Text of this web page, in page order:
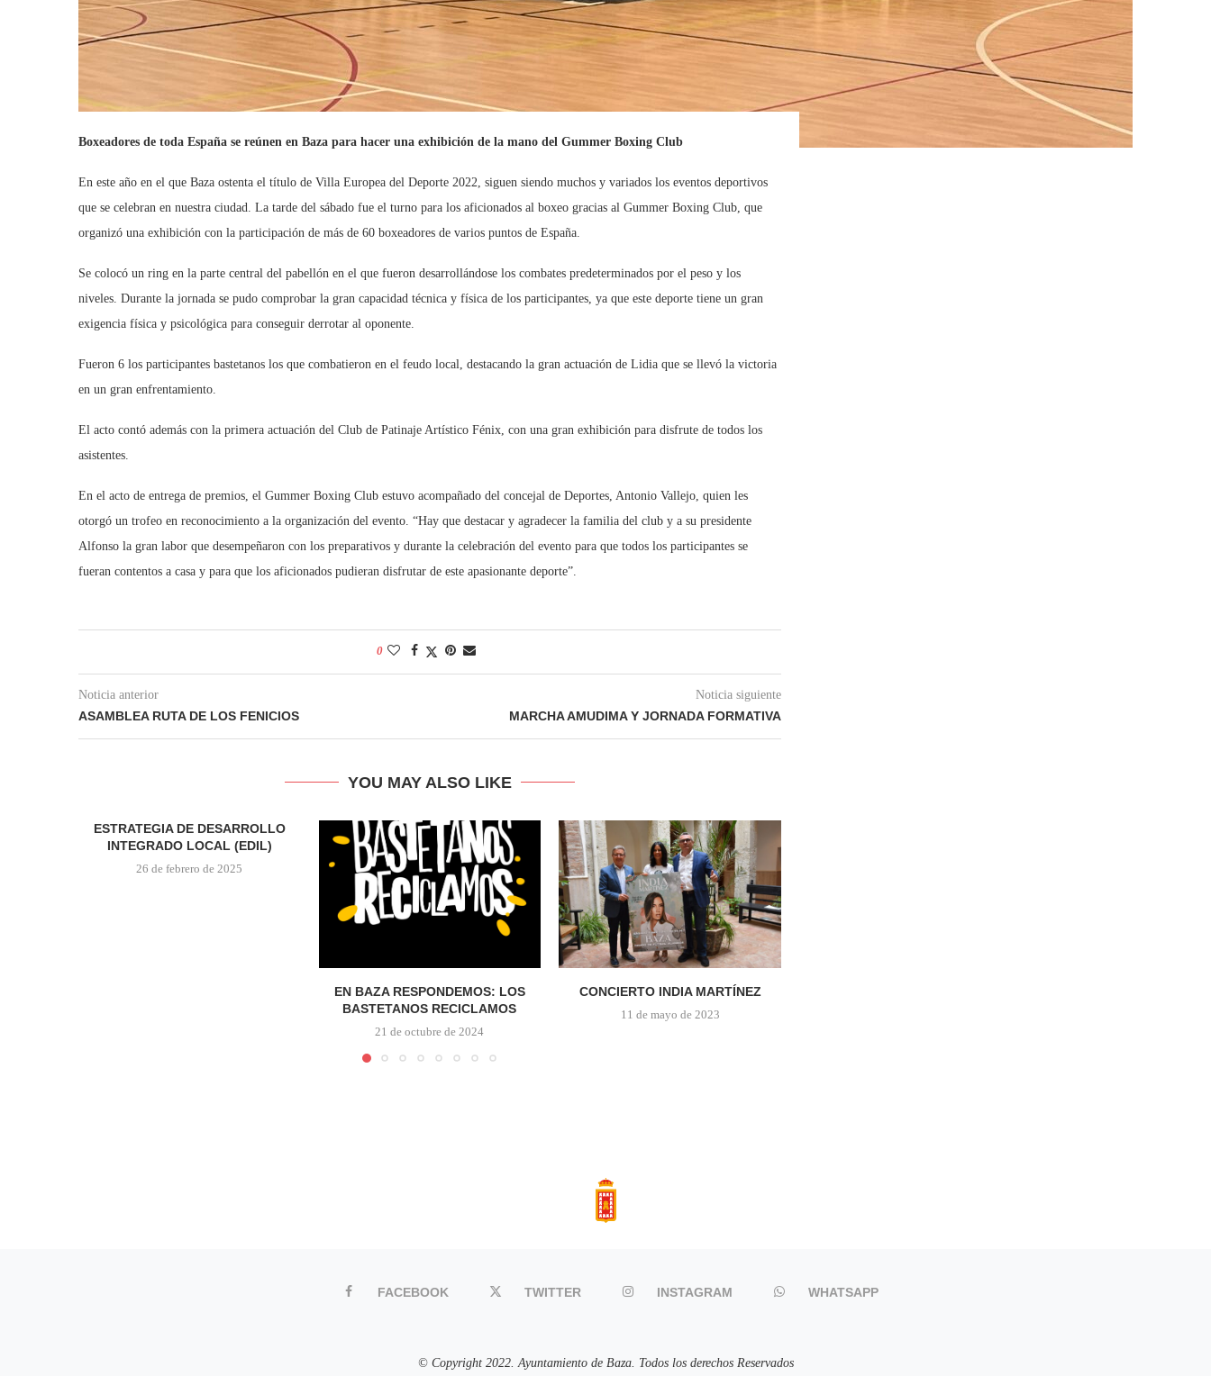
Boxeadores de toda España se reúnen en Baza para hacer una exhibición de la mano del Gummer Boxing Club
En este año en el que Baza ostenta el título de Villa Europea del Deporte 2022, siguen siendo muchos y variados los eventos deportivos
que se celebran en nuestra ciudad. La tarde del sábado fue el turno para los aficionados al boxeo gracias al Gummer Boxing Club, que
organizó una exhibición con la participación de más de 60 boxeadores de varios puntos de España.
Se colocó un ring en la parte central del pabellón en el que fueron desarrollándose los combates predeterminados por el peso y los
niveles. Durante la jornada se pudo comprobar la gran capacidad técnica y física de los participantes, ya que este deporte tiene un gran
exigencia física y psicológica para conseguir derrotar al oponente.
Fueron 6 los participantes bastetanos los que combatieron en el feudo local, destacando la gran actuación de Lidia que se llevó la victoria
en un gran enfrentamiento.
El acto contó además con la primera actuación del Club de Patinaje Artístico Fénix, con una gran exhibición para disfrute de todos los
asistentes.
En el acto de entrega de premios, el Gummer Boxing Club estuvo acompañado del concejal de Deportes, Antonio Vallejo, quien les
otorgó un trofeo en reconocimiento a la organización del evento. “Hay que destacar y agradecer la familia del club y a su presidente
Alfonso la gran labor que desempeñaron con los preparativos y durante la celebración del evento para que todos los participantes se
fueran contentos a casa y para que los aficionados pudieran disfrutar de este apasionante deporte”.
0
Noticia anterior
ASAMBLEA RUTA DE LOS FENICIOS
Noticia siguiente
MARCHA AMUDIMA Y JORNADA FORMATIVA
YOU MAY ALSO LIKE
ESTRATEGIA DE DESARROLLO
INTEGRADO LOCAL (EDIL)
26 de febrero de 2025
EN BAZA RESPONDEMOS: LOS
BASTETANOS RECICLAMOS
21 de octubre de 2024
CONCIERTO INDIA MARTÍNEZ
11 de mayo de 2023
FACEBOOK TWITTER INSTAGRAM WHATSAPP
© Copyright 2022. Ayuntamiento de Baza. Todos los derechos Reservados